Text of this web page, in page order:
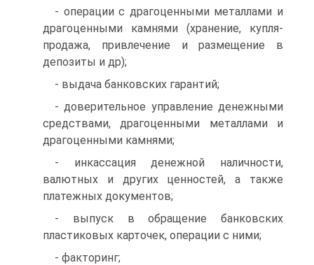
- операции с драгоценными металлами и
драгоценными камнями (хранение, купля-
продажа, привлечение и размещение в
депозиты и др);
- выдача банковских гарантий;
- доверительное управление денежными
средствами, драгоценными металлами и
драгоценными камнями;
- инкассация денежной наличности,
валютных и других ценностей, а также
платежных документов;
- выпуск в обращение банковских
пластиковых карточек, операции с ними;
- факторинг;